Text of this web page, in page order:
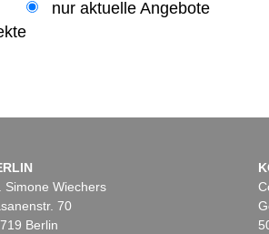
nur aktuelle Angebote
Simone Wiechers
70
Berlin